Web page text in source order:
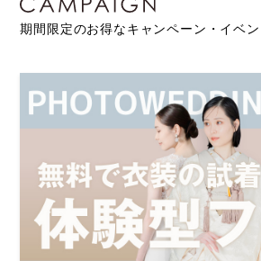
期間限定のお得なキャンペーン・イベ